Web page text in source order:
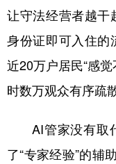
让守法经营者越干
身份证即可入住的
近20万户居民“感
时数万观众有序疏
AI管家没有取
了“专家经验”的辅